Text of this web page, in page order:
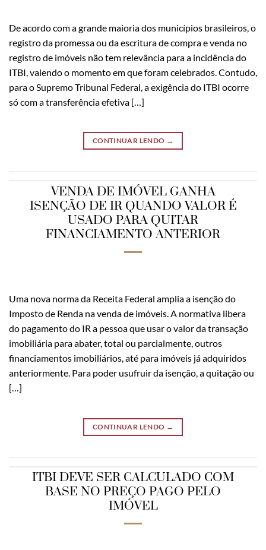
De acordo com a grande maioria dos municípios brasileiros, o
registro da promessa ou da escritura de compra e venda no
registro de imóveis não tem relevância para a incidência do
ITBI, valendo o momento em que foram celebrados. Contudo,
para o Supremo Tribunal Federal, a exigência do ITBI ocorre
só com a transferência efetiva […]
CONTINUAR LENDO →
VENDA DE IMÓVEL GANHA
ISENÇÃO DE IR QUANDO VALOR É
USADO PARA QUITAR
FINANCIAMENTO ANTERIOR
Uma nova norma da Receita Federal amplia a isenção do
Imposto de Renda na venda de imóveis. A normativa libera
do pagamento do IR a pessoa que usar o valor da transação
imobiliária para abater, total ou parcialmente, outros
financiamentos imobiliários, até para imóveis já adquiridos
anteriormente. Para poder usufruir da isenção, a quitação ou
[…]
CONTINUAR LENDO →
ITBI DEVE SER CALCULADO COM
BASE NO PREÇO PAGO PELO
IMÓVEL